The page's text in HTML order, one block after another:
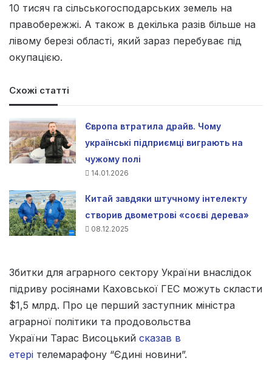
10 тисяч га сільськогосподарських земель на
правобережжі. А також в декілька разів більше на
лівому березі області, який зараз перебуває під
окупацією.
Схожі статті
Європа втратила драйв. Чому
українські підприємці виграють на
чужому полі
14.01.2026
Китай завдяки штучному інтелекту
створив двометрові «соєві дерева»
08.12.2025
Збитки для аграрного сектору України внаслідок
підриву росіянами Каховської ГЕС можуть скласти
$1,5 млрд. Про це перший заступник міністра
аграрної політики та продовольства
України Тарас Висоцький сказав в
етері телемарафону “Єдині новини”.